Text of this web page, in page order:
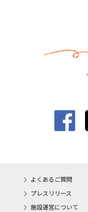
よくあるご質問
プレスリリース
施設運営について